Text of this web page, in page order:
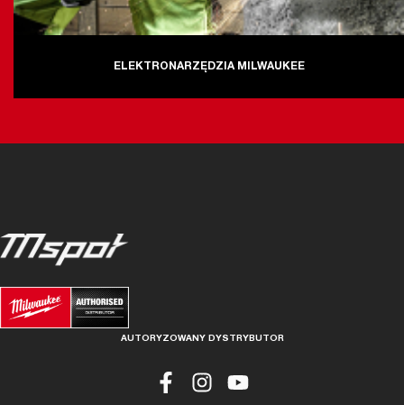
ELEKTRONARZĘDZIA MILWAUKEE
AUTORYZOWANY DYSTRYBUTOR